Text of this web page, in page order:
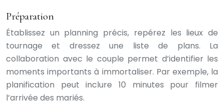
Préparation
Établissez un planning précis, repérez les lieux de
tournage et dressez une liste de plans. La
collaboration avec le couple permet d’identifier les
moments importants à immortaliser. Par exemple, la
planification peut inclure 10 minutes pour filmer
l’arrivée des mariés.